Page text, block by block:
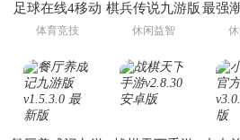
足球在线4移动
版下载安装
M)
体育竞技
棋兵传说九游版
休闲益智
最强